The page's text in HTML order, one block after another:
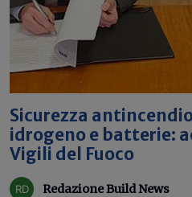
Sicurezza
idrogeno e batterie:
Vigili del Fuoco
Redazione Build News